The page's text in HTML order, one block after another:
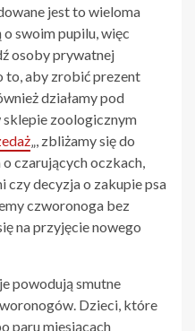
jest to wieloma
swoim pupilu, więc
osoby prywatnej
to, aby zrobić prezent
działamy pod
sklepie zoologicznym
„, zbliżamy się do
czarujących oczkach,
czy decyzja o zakupie psa
czworonoga bez
na przyjęcie nowego
powodują smutne
Dzieci, które
paru miesiącach